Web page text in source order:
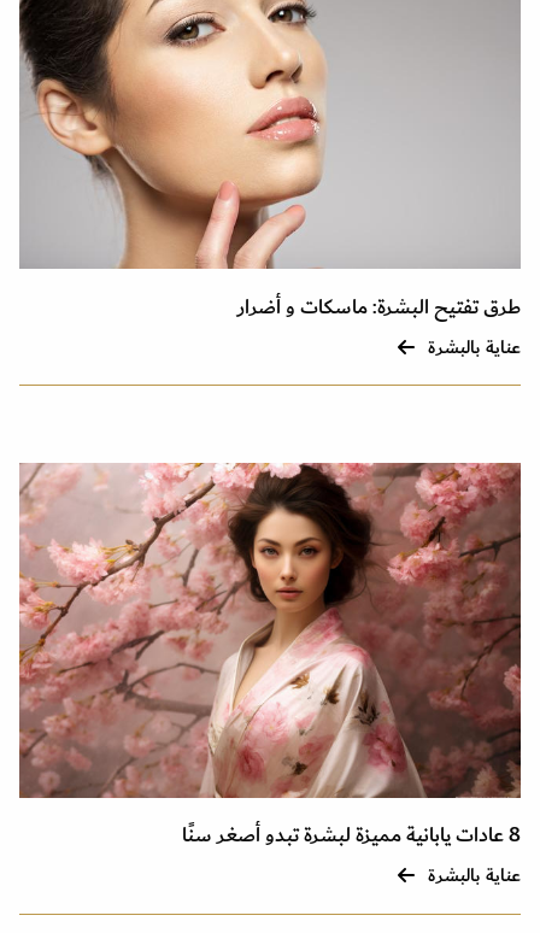
طرق تفتيح البشرة: ماسكات و أضرار
عناية بالبشرة
8 عادات يابانية مميزة لبشرة تبدو أصغر سنًا
عناية بالبشرة